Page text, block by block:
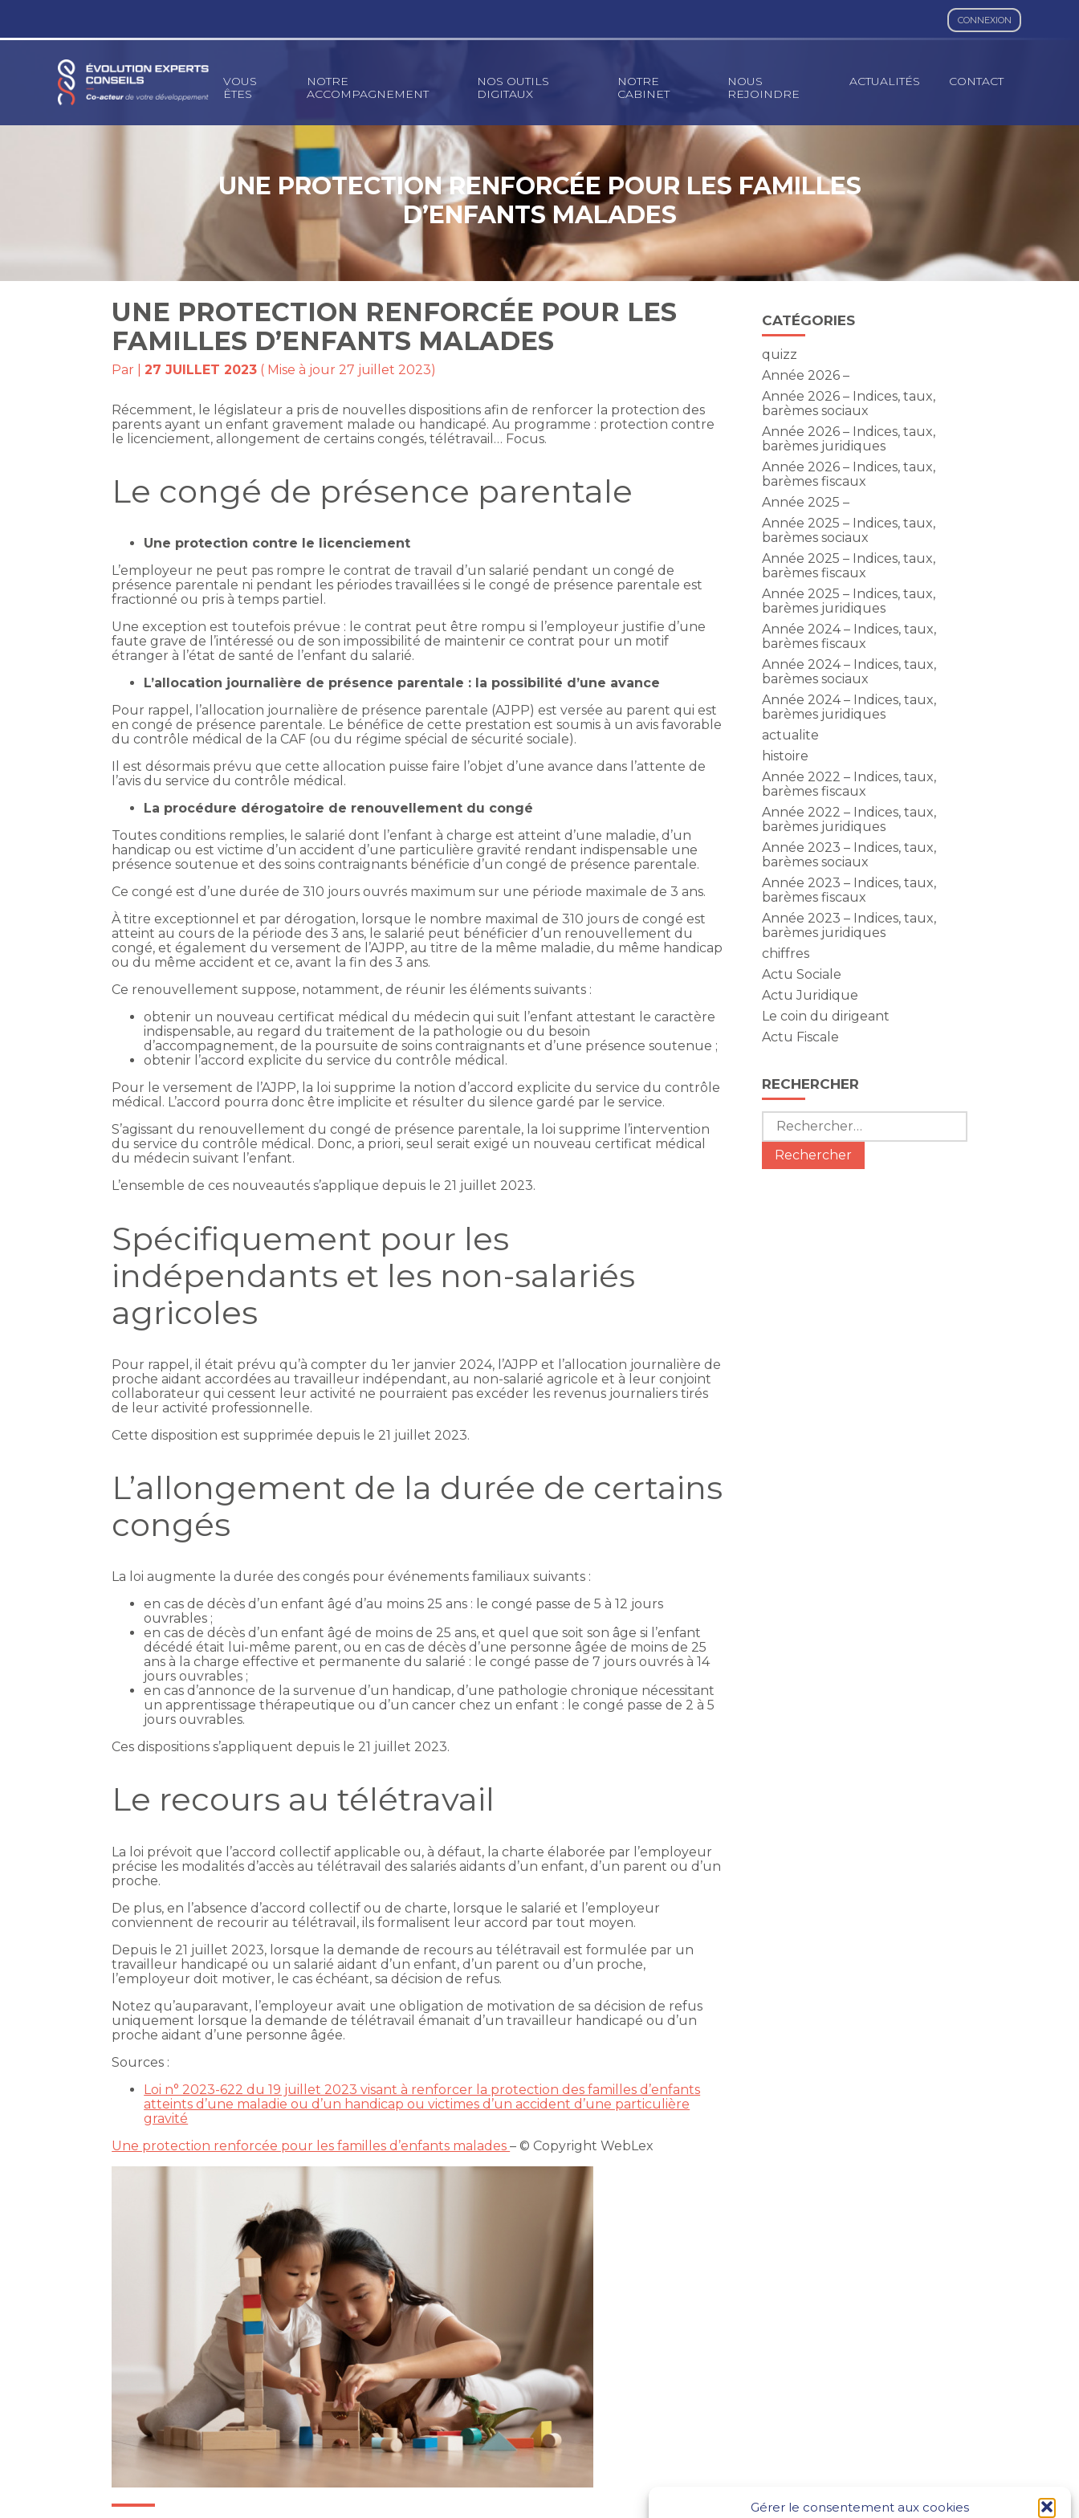
Gérer le consentement aux cookies
CONNEXION
au
Principal
VOUS
ÊTES
NOTRE
ACCOMPAGNEMENT
NOS OUTILS
DIGITAUX
NOTRE
CABINET
NOUS
REJOINDRE
ACTUALITÉS CONTACT
UNE PROTECTION RENFORCÉE POUR LES FAMILLES
D’ENFANTS MALADES
UNE PROTECTION RENFORCÉE POUR LES
FAMILLES D’ENFANTS MALADES
Par |27 JUILLET 2023 ( Mise à jour 27 juillet 2023)
Récemment, le législateur a pris de nouvelles dispositions afin de renforcer la protection des
parents ayant un enfant gravement malade ou handicapé. Au programme : protection contre
le licenciement, allongement de certains congés, télétravail… Focus.
Le congé de présence parentale
Une protection contre le licenciement
L’employeur ne peut pas rompre le contrat de travail d’un salarié pendant un congé de
présence parentale ni pendant les périodes travaillées si le congé de présence parentale est
fractionné ou pris à temps partiel.
Une exception est toutefois prévue : le contrat peut être rompu si l’employeur justifie d’une
faute grave de l’intéressé ou de son impossibilité de maintenir ce contrat pour un motif
étranger à l’état de santé de l’enfant du salarié.
L’allocation journalière de présence parentale : la possibilité d’une avance
Pour rappel, l’allocation journalière de présence parentale (AJPP) est versée au parent qui est
en congé de présence parentale. Le bénéfice de cette prestation est soumis à un avis favorable
du contrôle médical de la CAF (ou du régime spécial de sécurité sociale).
Il est désormais prévu que cette allocation puisse faire l’objet d’une avance dans l’attente de
l’avis du service du contrôle médical.
La procédure dérogatoire de renouvellement du congé
Toutes conditions remplies, le salarié dont l’enfant à charge est atteint d’une maladie, d’un
handicap ou est victime d’un accident d’une particulière gravité rendant indispensable une
présence soutenue et des soins contraignants bénéficie d’un congé de présence parentale.
Ce congé est d’une durée de 310 jours ouvrés maximum sur une période maximale de 3 ans.
À titre exceptionnel et par dérogation, lorsque le nombre maximal de 310 jours de congé est
atteint au cours de la période des 3 ans, le salarié peut bénéficier d’un renouvellement du
congé, et également du versement de l’AJPP, au titre de la même maladie, du même handicap
ou du même accident et ce, avant la fin des 3 ans.
Ce renouvellement suppose, notamment, de réunir les éléments suivants :
obtenir un nouveau certificat médical du médecin qui suit l’enfant attestant le caractère
indispensable, au regard du traitement de la pathologie ou du besoin
d’accompagnement, de la poursuite de soins contraignants et d’une présence soutenue ;
obtenir l’accord explicite du service du contrôle médical.
Pour le versement de l’AJPP, la loi supprime la notion d’accord explicite du service du contrôle
médical. L’accord pourra donc être implicite et résulter du silence gardé par le service.
S’agissant du renouvellement du congé de présence parentale, la loi supprime l’intervention
du service du contrôle médical. Donc, a priori, seul serait exigé un nouveau certificat médical
du médecin suivant l’enfant.
L’ensemble de ces nouveautés s’applique depuis le 21 juillet 2023.
Spécifiquement pour les
indépendants et les non-salariés
agricoles
Pour rappel, il était prévu qu’à compter du 1er janvier 2024, l’AJPP et l’allocation journalière de
proche aidant accordées au travailleur indépendant, au non-salarié agricole et à leur conjoint
collaborateur qui cessent leur activité ne pourraient pas excéder les revenus journaliers tirés
de leur activité professionnelle.
Cette disposition est supprimée depuis le 21 juillet 2023.
L’allongement de la durée de certains
congés
La loi augmente la durée des congés pour événements familiaux suivants :
en cas de décès d’un enfant âgé d’au moins 25 ans : le congé passe de 5 à 12 jours
ouvrables ;
en cas de décès d’un enfant âgé de moins de 25 ans, et quel que soit son âge si l’enfant
décédé était lui-même parent, ou en cas de décès d’une personne âgée de moins de 25
ans à la charge effective et permanente du salarié : le congé passe de 7 jours ouvrés à 14
jours ouvrables ;
en cas d’annonce de la survenue d’un handicap, d’une pathologie chronique nécessitant
un apprentissage thérapeutique ou d’un cancer chez un enfant : le congé passe de 2 à 5
jours ouvrables.
Ces dispositions s’appliquent depuis le 21 juillet 2023.
Le recours au télétravail
La loi prévoit que l’accord collectif applicable ou, à défaut, la charte élaborée par l’employeur
précise les modalités d’accès au télétravail des salariés aidants d’un enfant, d’un parent ou d’un
proche.
De plus, en l’absence d’accord collectif ou de charte, lorsque le salarié et l’employeur
conviennent de recourir au télétravail, ils formalisent leur accord par tout moyen.
Depuis le 21 juillet 2023, lorsque la demande de recours au télétravail est formulée par un
travailleur handicapé ou un salarié aidant d’un enfant, d’un parent ou d’un proche,
l’employeur doit motiver, le cas échéant, sa décision de refus.
Notez qu’auparavant, l’employeur avait une obligation de motivation de sa décision de refus
uniquement lorsque la demande de télétravail émanait d’un travailleur handicapé ou d’un
proche aidant d’une personne âgée.
Sources :
Loi n° 2023-622 du 19 juillet 2023 visant à renforcer la protection des familles d’enfants
atteints d’une maladie ou d’un handicap ou victimes d’un accident d’une particulière
gravité
Une protection renforcée pour les familles d’enfants malades– © Copyright WebLex
Blog
sidebar
CATÉGORIES
quizz
Année 2026 –
Année 2026 – Indices, taux,
barèmes sociaux
Année 2026 – Indices, taux,
barèmes juridiques
Année 2026 – Indices, taux,
barèmes fiscaux
Année 2025 –
Année 2025 – Indices, taux,
barèmes sociaux
Année 2025 – Indices, taux,
barèmes fiscaux
Année 2025 – Indices, taux,
barèmes juridiques
Année 2024 – Indices, taux,
barèmes fiscaux
Année 2024 – Indices, taux,
barèmes sociaux
Année 2024 – Indices, taux,
barèmes juridiques
actualite
histoire
Année 2022 – Indices, taux,
barèmes fiscaux
Année 2022 – Indices, taux,
barèmes juridiques
Année 2023 – Indices, taux,
barèmes sociaux
Année 2023 – Indices, taux,
barèmes fiscaux
Année 2023 – Indices, taux,
barèmes juridiques
chiffres
Actu Sociale
Actu Juridique
Le coin du dirigeant
Actu Fiscale
RECHERCHER
Rechercher :